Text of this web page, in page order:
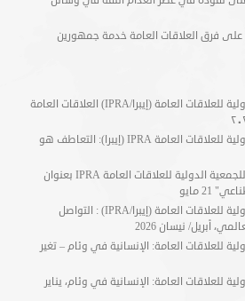
فرق العلاقات العامة خدمة جمهورين
رسالة من رئيسة الجمعية الدولية للعلاقات العامة (إيبرا/IPRA) العلاقات العامة
رسالة من رئيسة الجمعية الدولية للعلاقات العامة IPRA (إيبرا): التعاطف هو
دعوة لحضور ندوة إلكترونية للجمعية الدولية للعلاقات العامة IPRA بعنوان
مايو
رسالة من رئيسة الجمعية الدولية للعلاقات العامة (إيبرا/IPRA) : التواصل
أبريل/ نيسان 2026
للعلاقات العامة: الإنسانية في وئام – تغير
للعلاقات العامة: الإنسانية في وئام، يناير